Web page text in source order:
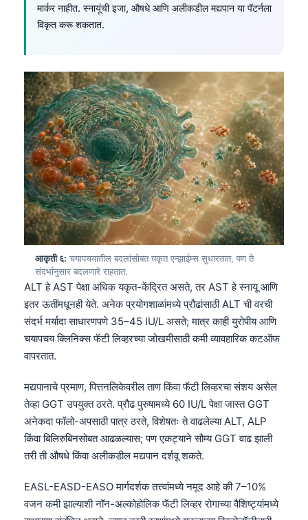
मार्कर नाहीत. स्नायूंची इजा, औषधे आणि अलीकडील मद्यपान या पॅटर्नला
विकृत करू शकतात.
आकृती ६: चयापचयातील बदलांसोबत यकृत एन्झाईम्स सुधारतात, पण ते
संदर्भानुसार बदलणारे राहतात.
ALT हे AST पेक्षा अधिक यकृत-केंद्रित असते, तर AST हे स्नायू आणि
इतर ऊतींमधूनही येते. अनेक प्रयोगशाळांमध्ये प्रौढांसाठी ALT ची वरची
संदर्भ मर्यादा साधारणपणे 35–45 IU/L असते; मात्र काही युरोपीय आणि
चयापचय क्लिनिक्स फॅटी लिव्हरच्या जोखमीसाठी कमी व्यावहारिक कटऑफ
वापरतात.
मद्यपानाचे प्रमाण, पित्तनलिकेवरील ताण किंवा फॅटी लिव्हरचा संशय असेल
तेव्हा GGT उपयुक्त ठरते. प्रौढ पुरुषामध्ये 60 IU/L पेक्षा जास्त GGT
अनेकदा फॉलो-अपसाठी पात्र ठरते, विशेषतः ते वाढलेल्या ALT, ALP
किंवा बिलिरुबिनसोबत आढळल्यास; पण एकट्याने सौम्य GGT वाढ झाली
तरी ती औषधे किंवा अलीकडील मद्यपान दर्शवू शकते.
EASL-EASD-EASO मार्गदर्शक तत्त्वांमध्ये नमूद आहे की 7–10%
वजन कमी झाल्याशी नॉन-अल्कोहोलिक फॅटी लिव्हर रोगाच्या वैशिष्ट्यांमध्ये